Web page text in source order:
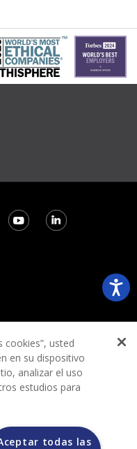
cookies”, usted
en su dispositivo
analizar el uso
estudios para
todas las